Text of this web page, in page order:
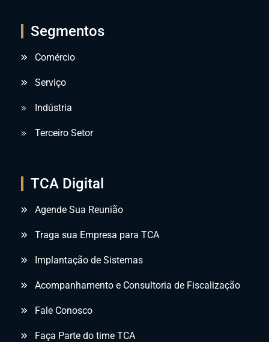
Segmentos
Comércio
Serviço
Indústria
Terceiro Setor
TCA Digital
Agende Sua Reunião
Traga sua Empresa para TCA
Implantação de Sistemas
Acompanhamento e Consultoria de Fiscalização
Fale Conosco
Faça Parte do time TCA